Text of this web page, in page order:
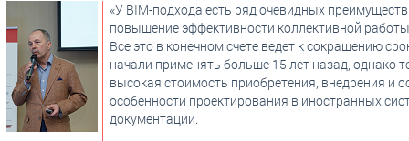
«У BIM-подхода есть ряд очевидных
повышение эффективности коллективной
Все это в конечном счете ведет к сокращению
начали применять больше 15 лет назад, однако
высокая стоимость приобретения, внедрения и
особенности проектирования в иностранных
документации.